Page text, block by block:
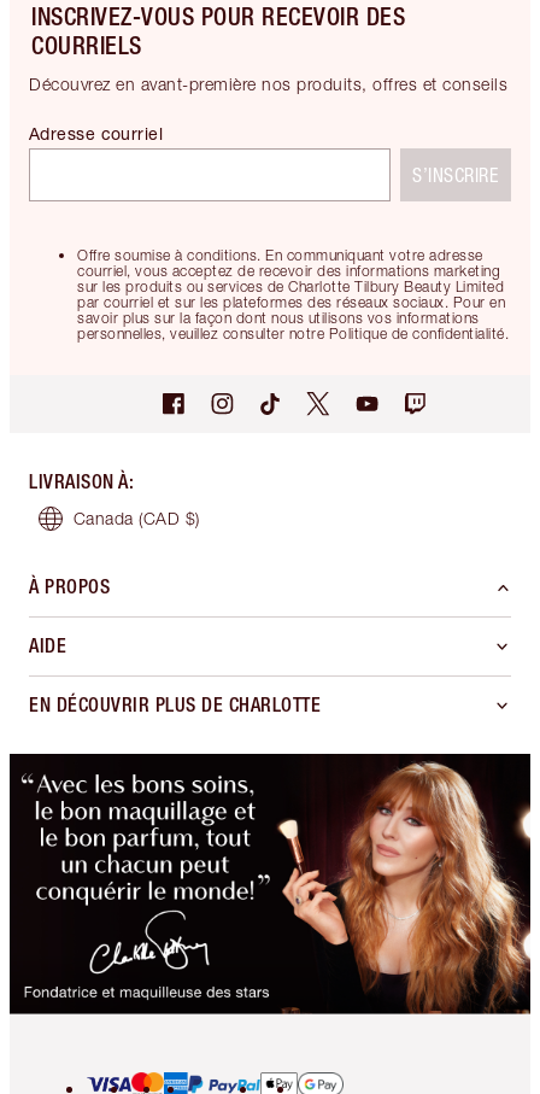
INSCRIVEZ-VOUS POUR RECEVOIR DES
COURRIELS
Découvrez en avant-première nos produits, offres et conseils
Offre soumise à conditions. En communiquant votre adresse
courriel, vous acceptez de recevoir des informations marketing
sur les produits ou services de Charlotte Tilbury Beauty Limited
par courriel et sur les plateformes des réseaux sociaux. Pour en
savoir plus sur la façon dont nous utilisons vos informations
personnelles, veuillez consulter notre Politique de confidentialité.
Adresse courriel
S’INSCRIRE
LIVRAISON À:
Canada (CAD $)
À PROPOS
AIDE
EN DÉCOUVRIR PLUS DE CHARLOTTE